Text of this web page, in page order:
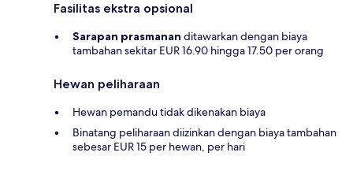
Fasilitas ekstra opsional
Sarapan prasmanan ditawarkan dengan biaya
tambahan sekitar EUR 16.90 hingga 17.50 per orang
Hewan peliharaan
Hewan pemandu tidak dikenakan biaya
Binatang peliharaan diizinkan dengan biaya tambahan
sebesar EUR 15 per hewan, per hari